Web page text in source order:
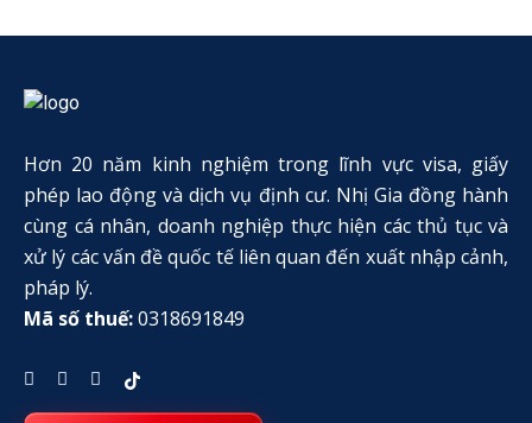
Hơn 20 năm kinh nghiệm trong lĩnh vực visa, giấy
phép lao động và dịch vụ định cư. Nhị Gia đồng hành
cùng cá nhân, doanh nghiệp thực hiện các thủ tục và
xử lý các vấn đề quốc tế liên quan đến xuất nhập cảnh,
pháp lý.
Mã số thuế:0318691849